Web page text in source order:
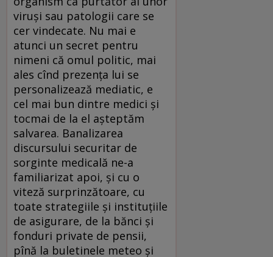
viruşi sau patologii care se
cer vindecate. Nu mai e
atunci un secret pentru
nimeni că omul politic, mai
ales cînd prezenţa lui se
personalizează mediatic, e
cel mai bun dintre medici şi
tocmai de la el aşteptăm
salvarea. Banalizarea
discursului securitar de
sorginte medicală ne-a
familiarizat apoi, şi cu o
viteză surprinzătoare, cu
toate strategiile şi instituţiile
de asigurare, de la bănci şi
fonduri private de pensii,
pînă la buletinele meteo şi